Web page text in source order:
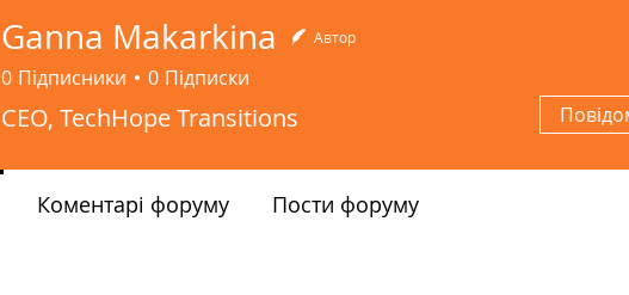
Ganna Makarkina Автор
0 Підписники 0 Підписки
CEO, TechHope Transitions
Коментарі форуму Пости форуму